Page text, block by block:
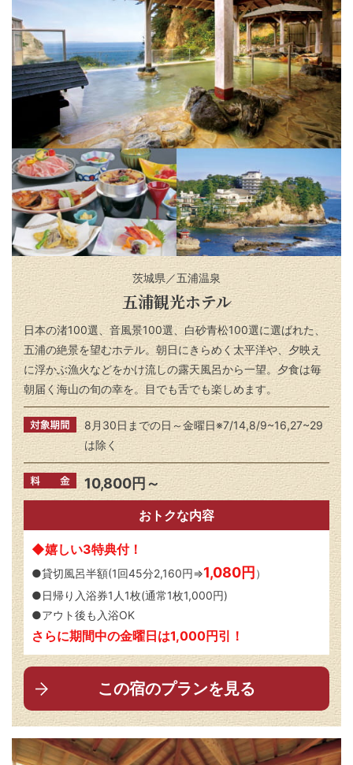
茨城県／五浦温泉
五浦観光ホテル
日本の渚100選、音風景100選、白砂青松100選に選ばれた、
五浦の絶景を望むホテル。朝日にきらめく太平洋や、夕映え
に浮かぶ漁火などをかけ流しの露天風呂から一望。夕食は毎
朝届く海山の旬の幸を。目でも舌でも楽しめます。
8月30日までの日～金曜日※7/14,8/9~16,27~29
は除く
10,800円～
おトクな内容
◆嬉しい3特典付！
●貸切風呂半額(1回45分2,160円⇒1,080円 ）
●日帰り入浴券1人1枚(通常1枚1,000円)
●アウト後も入浴OK
さらに期間中の金曜日は1,000円引！
この宿のプランを見る